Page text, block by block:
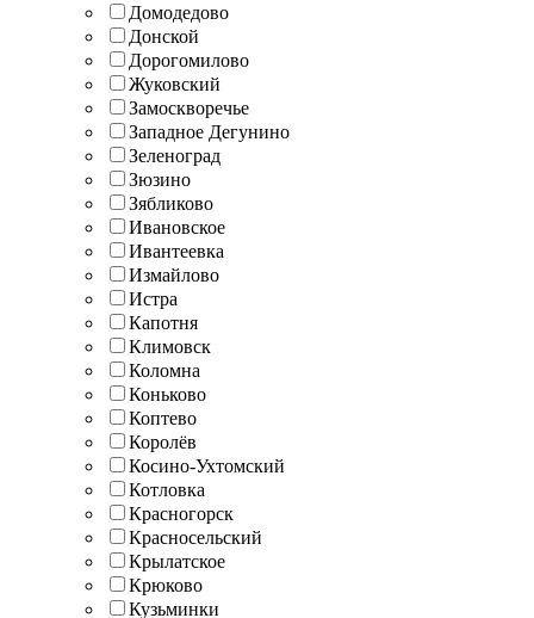
Домодедово
Донской
Дорогомилово
Жуковский
Замоскворечье
Западное Дегунино
Зеленоград
Зюзино
Зябликово
Ивановское
Ивантеевка
Измайлово
Истра
Капотня
Климовск
Коломна
Коньково
Коптево
Королёв
Косино-Ухтомский
Котловка
Красногорск
Красносельский
Крылатское
Крюково
Кузьминки